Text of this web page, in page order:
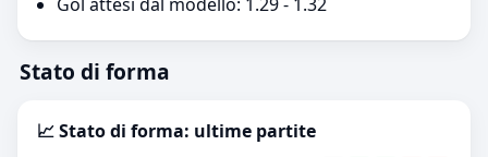
Stato di forma
📈 Stato di forma: ultime partite